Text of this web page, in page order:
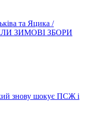
буде СЕНСАЦІЯ?
та Яцика /
ЗИМОВІ ЗБОРИ